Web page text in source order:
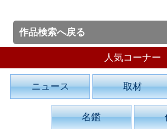
作品検索へ戻る
人気コーナー
ニュース 取材
名鑑